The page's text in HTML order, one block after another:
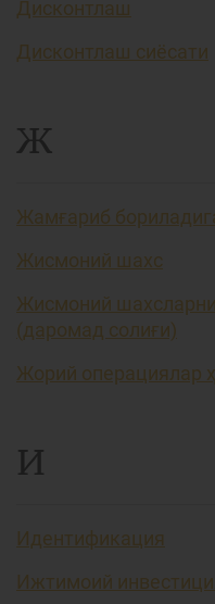
Дисконтлаш
Дисконтлаш сиёсати
Ж
Жамғариб
Жисмоний шахс
Жисмоний
(даромад солиғи)
Жорий операциялар
И
Идентификация
Ижтимоий